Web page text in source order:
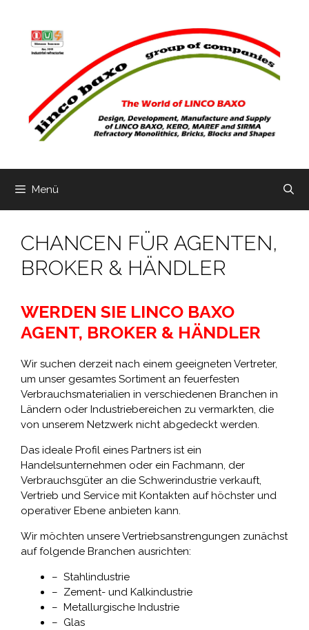
springen
Menü
CHANCEN FÜR AGENTEN,
BROKER & HÄNDLER
WERDEN SIE LINCO BAXO
AGENT, BROKER & HÄNDLER
Wir suchen derzeit nach einem geeigneten Vertreter,
um unser gesamtes Sortiment an feuerfesten
Verbrauchsmaterialien in verschiedenen Branchen in
Ländern oder Industriebereichen zu vermarkten, die
von unserem Netzwerk nicht abgedeckt werden.
Das ideale Profil eines Partners ist ein
Handelsunternehmen oder ein Fachmann, der
Verbrauchsgüter an die Schwerindustrie verkauft,
Vertrieb und Service mit Kontakten auf höchster und
operativer Ebene anbieten kann.
Wir möchten unsere Vertriebsanstrengungen zunächst
auf folgende Branchen ausrichten:
– Stahlindustrie
– Zement- und Kalkindustrie
– Metallurgische Industrie
– Glas